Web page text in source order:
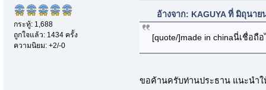
กระทู้: 1,688
ถูกใจแล้ว: 1434 ครั้ง
ความนิยม: +2/-0
อ้างจาก: KAGUYA ที่ มิถุนาย
[quote/]made in chinaนี่เชื่อถื
ขอค้านครับท่านประธาน แนะนำ